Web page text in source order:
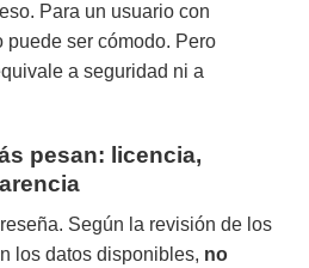
Para un usuario con
ser cómodo. Pero
a seguridad ni a
pesan: licencia,
Según la revisión de los
los datos disponibles, no